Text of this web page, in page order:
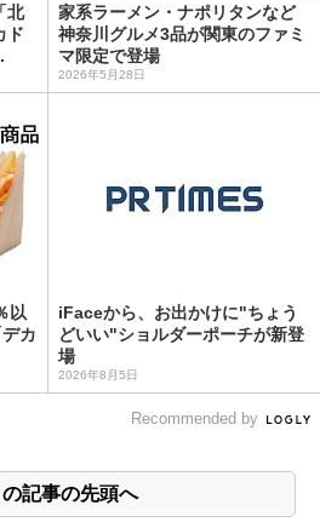
北
ド
家系ラーメン・ナポリタンなど
神奈川グルメ3品が関東のファミ
マ限定で登場
2026年5月28日
以
カ
iFaceから、お出かけに"ちょう
どいい"ショルダーポーチが新登
場
2026年8月5日
Recommended by
の記事の先頭へ